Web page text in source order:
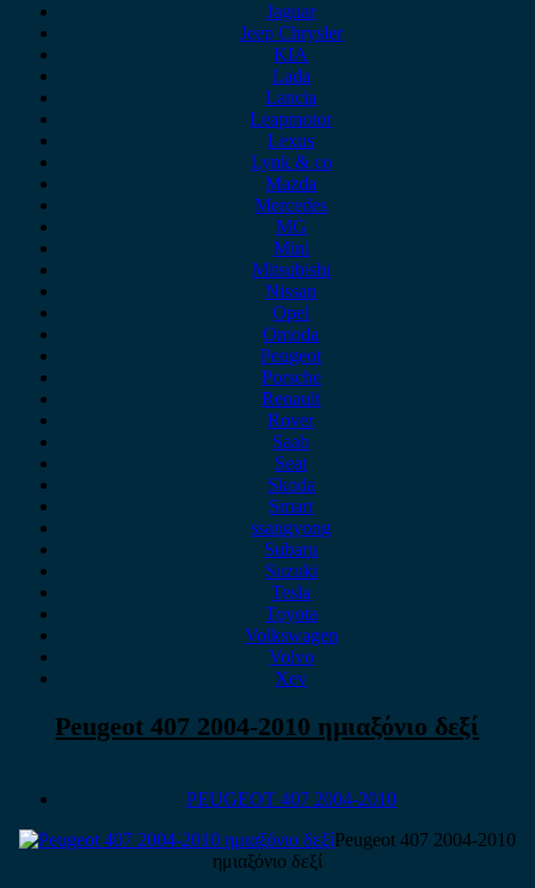
Jaguar
Jeep Chrysler
KIA
Lada
Lancia
Leapmotor
Lexus
Lynk & co
Mazda
Mercedes
MG
Mini
Mitsubishi
Nissan
Opel
Omoda
Peugeot
Porsche
Renault
Rover
Saab
Seat
Skoda
Smart
ssangyong
Subaru
Suzuki
Tesla
Toyota
Volkswagen
Volvo
Xev
Peugeot 407 2004-2010 ημιαξόνιο δεξί
PEUGEOT 407 2004-2010
Peugeot 407 2004-2010
ημιαξόνιο δεξί